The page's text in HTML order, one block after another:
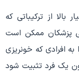
بالا از ترکیباتی که
پزشکان ممکن است
افرادی که خونریزی
یک فرد تثبیت شود